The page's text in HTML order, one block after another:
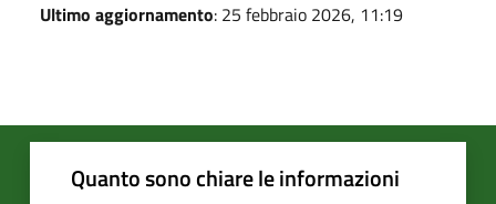
Ultimo aggiornamento: 25 febbraio 2026, 11:19
Quanto sono chiare le informazioni